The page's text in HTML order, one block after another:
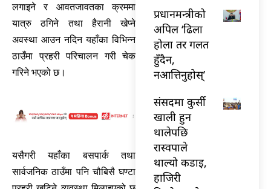
लगाइने र आवतजावतका क्रममा
यात्रु ठगिने तथा हैरानी खेप्ने
अवस्था आउन नदिन यहाँका विभिन्न
ठाउँमा प्रहरी परिचालन गरी चेक
गरिने भएको छ।
यसैगरी यहाँका बसपार्क तथा
सार्वजनिक ठाउँमा पनि चौबिसै घण्टा
प्रधानमन्त्रीको
अपिल ‘ढिला
होला तर गलत
हुँदैन,
नआत्तिनुहोस्’
संसदमा कुर्सी
खाली हुन
थालेपछि
रास्वपाले
थाल्यो कडाइ,
हाजिरी